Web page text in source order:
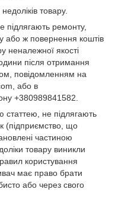
товару.
підлягають ремонту,
або ж повернення коштів
неналежної якості
після отримання
повідомленням на
або в
+380989841582.
статтею, не підлягають
(підприємство, що
частиною
товару виникли
користування
має право брати
або через свого